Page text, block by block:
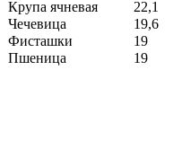
Крупа ячневая
22,1
Чечевица
19,6
Фисташки
19
Пшеница
19